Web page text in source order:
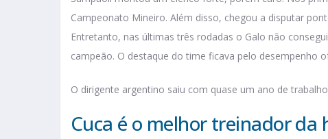
Campeonato Mineiro. Além disso, chegou a disputar
Entretanto, nas últimas três rodadas o Galo não
campeão. O destaque do time ficava pelo desempenho
O dirigente argentino saiu com quase um ano de
Cuca é o melhor treinador da